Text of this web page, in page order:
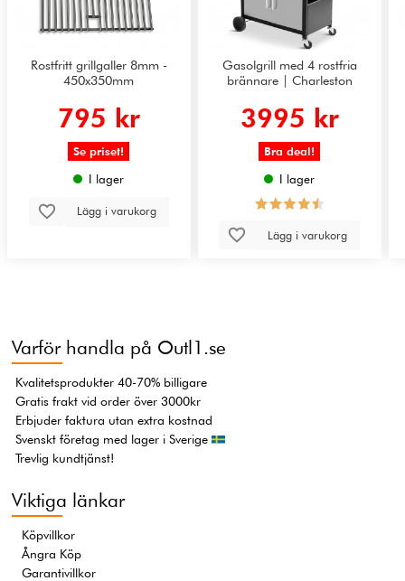
Rostfritt grillgaller 8mm -
450x350mm
795 kr
Se priset!
I lager
Lägg i varukorg
Gasolgrill med 4 rostfria
brännare | Charleston
3995 kr
Bra deal!
I lager
Lägg i varukorg
Varför handla på Outl1.se
Kvalitetsprodukter 40-70% billigare
Gratis frakt vid order över 3000kr
Erbjuder faktura utan extra kostnad
Svenskt företag med lager i Sverige
Trevlig kundtjänst!
Viktiga länkar
Köpvillkor
Ångra Köp
Garantivillkor